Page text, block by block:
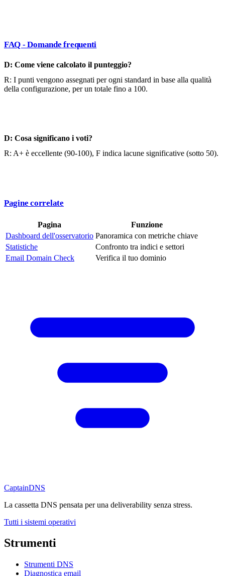
FAQ - Domande frequenti
D: Come viene calcolato il punteggio?
R: I punti vengono assegnati per ogni standard in base alla qualità
della configurazione, per un totale fino a 100.
D: Cosa significano i voti?
R: A+ è eccellente (90-100), F indica lacune significative (sotto 50).
Pagine correlate
Pagina
Funzione
Dashboard dell'osservatorio Panoramica con metriche chiave
Statistiche
Confronto tra indici e settori
Email Domain Check
Verifica il tuo dominio
CaptainDNS
La cassetta DNS pensata per una deliverability senza stress.
Tutti i sistemi operativi
Strumenti
Strumenti DNS
Diagnostica email